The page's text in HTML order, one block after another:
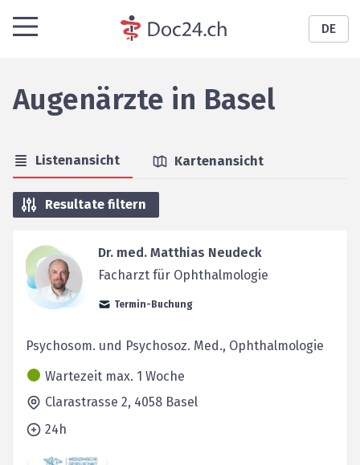
DE
Augenärzte in Basel
Listenansicht Kartenansicht
Resultate filtern
Dr. med. Matthias Neudeck
Facharzt für Ophthalmologie
Termin-Buchung
Psychosom. und Psychosoz. Med., Ophthalmologie
Wartezeit max. 1 Woche
Clarastrasse 2, 4058 Basel
24h